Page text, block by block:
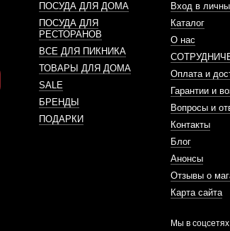
ПОСУДА ДЛЯ ДОМА
ПОСУДА ДЛЯ
РЕСТОРАНОВ
ВСЕ ДЛЯ ПИКНИКА
ТОВАРЫ ДЛЯ ДОМА
SALE
БРЕНДЫ
ПОДАРКИ
Вход в
Каталог
О нас
Оплата и
Гарантии и
Вопросы и
Контакты
Блог
Анонсы
Отзывы о
Карта сайта
Мы в соцсетях